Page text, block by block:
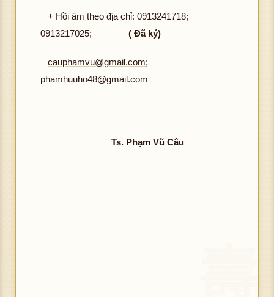
+ Hồi âm theo địa chỉ: 0913241718;
0913217025; ( Đã ký)
cauphamvu@gmail.com;
phamhuuho48@gmail.com
Ts. Phạm Vũ Câu